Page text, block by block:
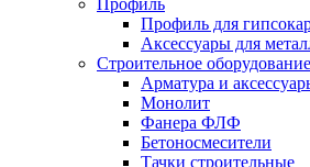
Профиль для
Аксессуары для
Строительное
Арматура и
Монолит
Фанера ФЛФ
Бетоносмесители
Тачки строительные